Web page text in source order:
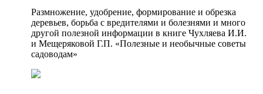
Размножение, удобрение, формирование и обрезка
деревьев, борьба с вредителями и болезнями и много
другой полезной информации в книге Чухляева И.И.
и Мещеряковой Г.П. «Полезные и необычные советы
садоводам»